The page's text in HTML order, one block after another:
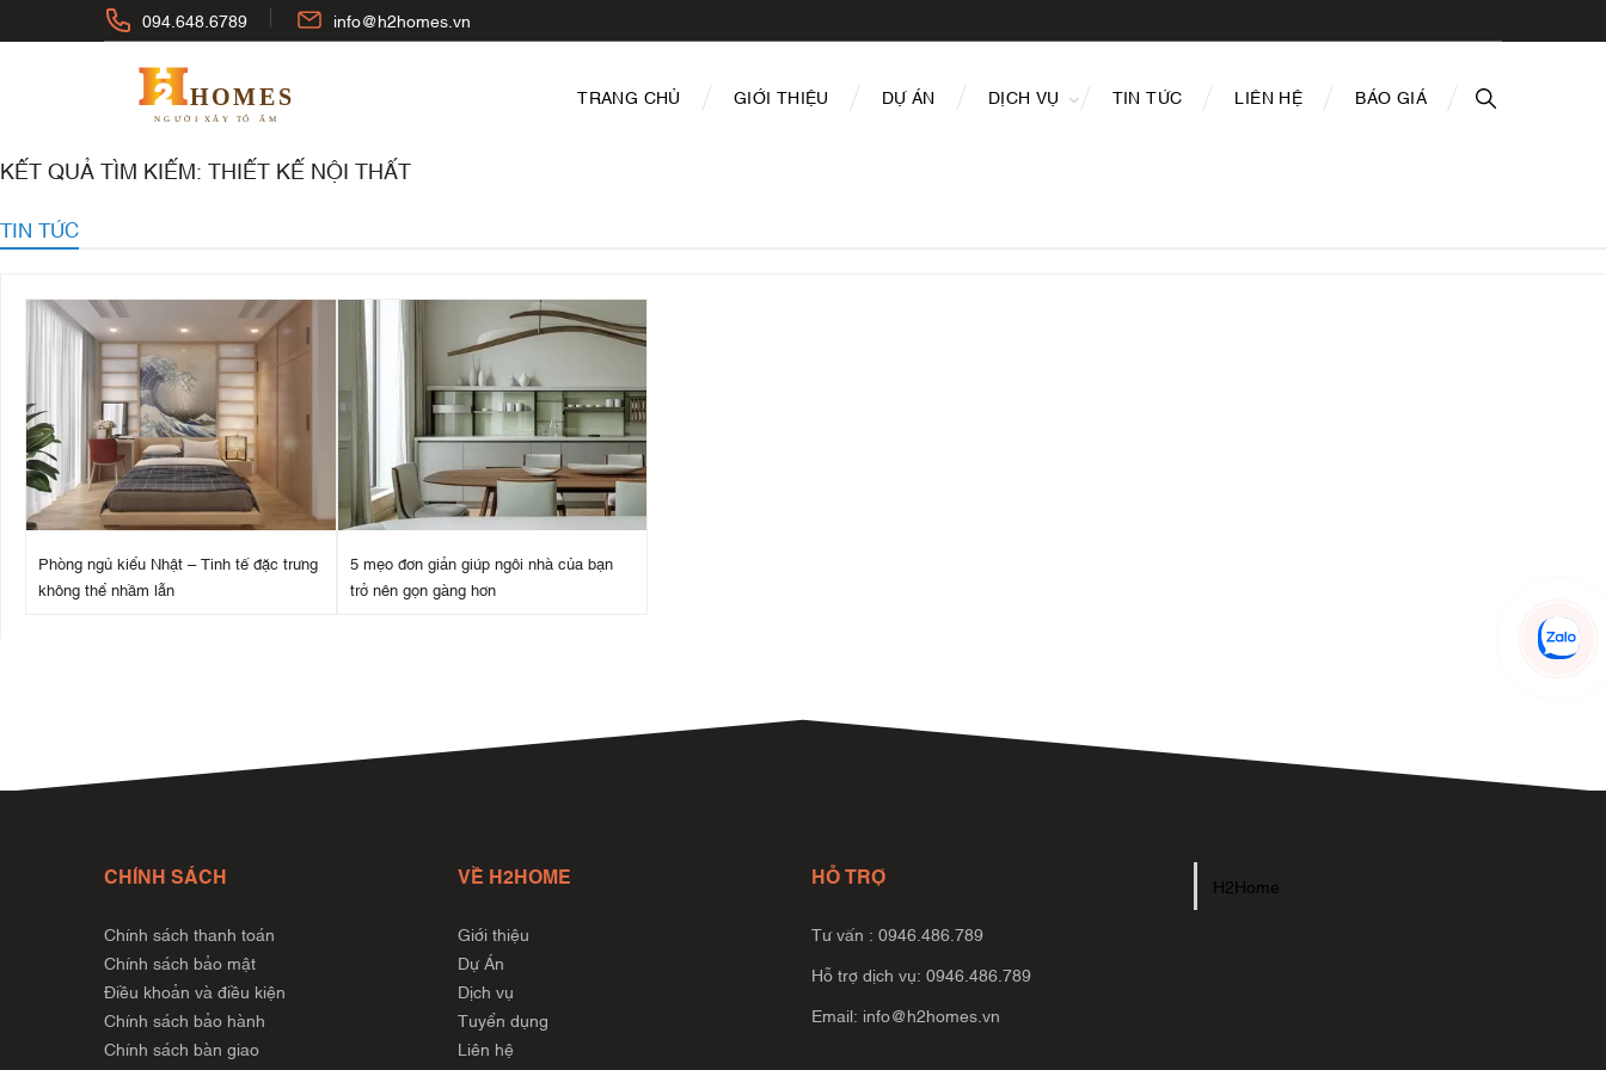
094.648.6789 info@h2homes.vn
TRANG CHỦ GIỚI THIỆU DỰ ÁN DỊCH VỤ TIN TỨC LIÊN HỆ BÁO GIÁ
KẾT QUẢ TÌM KIẾM: THIẾT KẾ NỘI THẤT
TIN TỨC
Phòng ngủ kiểu Nhật – Tinh tế đặc trưng
không thể nhầm lẫn
5 mẹo đơn giản giúp ngôi nhà của bạn
trở nên gọn gàng hơn
CHÍNH SÁCH
Chính sách thanh toán
Chính sách bảo mật
Điều khoản và điều kiện
Chính sách bảo hành
Chính sách bàn giao
VỀ H2HOME
Giới thiệu
Dự Án
Dịch vụ
Tuyển dụng
Liên hệ
HỖ TRỢ
Tư vấn : 0946.486.789
Hỗ trợ dịch vụ: 0946.486.789
Email: info@h2homes.vn
H2Home